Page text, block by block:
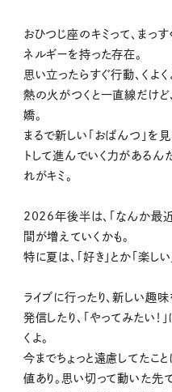
おひつじ座のキミって、まっ
ネルギーを持った存在。
思い立ったらすぐ行動、くよ
熱の火がつくと一直線だけど
嬌。
まるで新しい「おぱんつ」を
トして進んでいく力があるん
れがキミ。
2026年後半は、「なんか最近
間が増えていくかも。
特に夏は、「好き」とか「楽し
ライブに行ったり、新しい趣
発信したり、「やってみたい
くよ。
今までちょっと遠慮してたこ
値あり。思い切って動いた先